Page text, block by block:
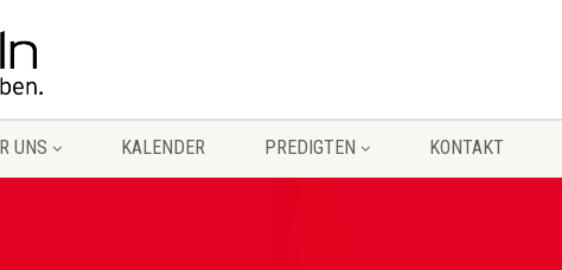
UNS KALENDER PREDIGTEN KONTAKT